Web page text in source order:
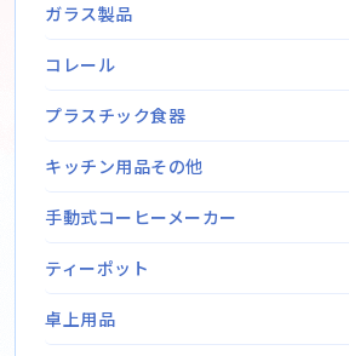
ガラス製品
コレール
プラスチック食器
キッチン用品その他
手動式コーヒーメーカー
ティーポット
卓上用品